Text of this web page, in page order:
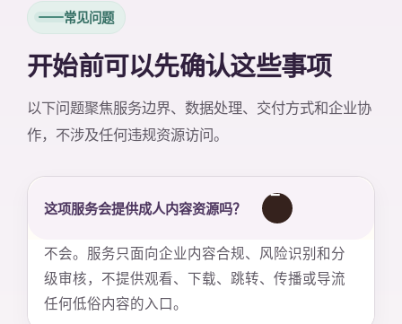
常见问题
开始前可以先确认这些事项
以下问题聚焦服务边界、数据处理、交付方式和企业协
作，不涉及任何违规资源访问。
这项服务会提供成人内容资源吗？
不会。服务只面向企业内容合规、风险识别和分
级审核，不提供观看、下载、跳转、传播或导流
任何低俗内容的入口。